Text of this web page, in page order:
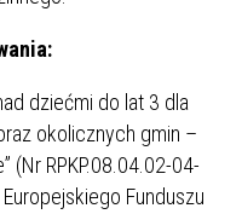
dziećmi do lat 3 dla
okolicznych gmin –
(Nr RPKP.08.04.02-04-
Funduszu